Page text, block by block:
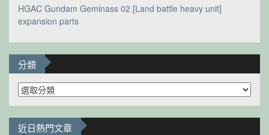
HGAC Gundam Geminass 02 [Land battle heavy unit]
expansion parts
分類
分
類
近日熱門文章